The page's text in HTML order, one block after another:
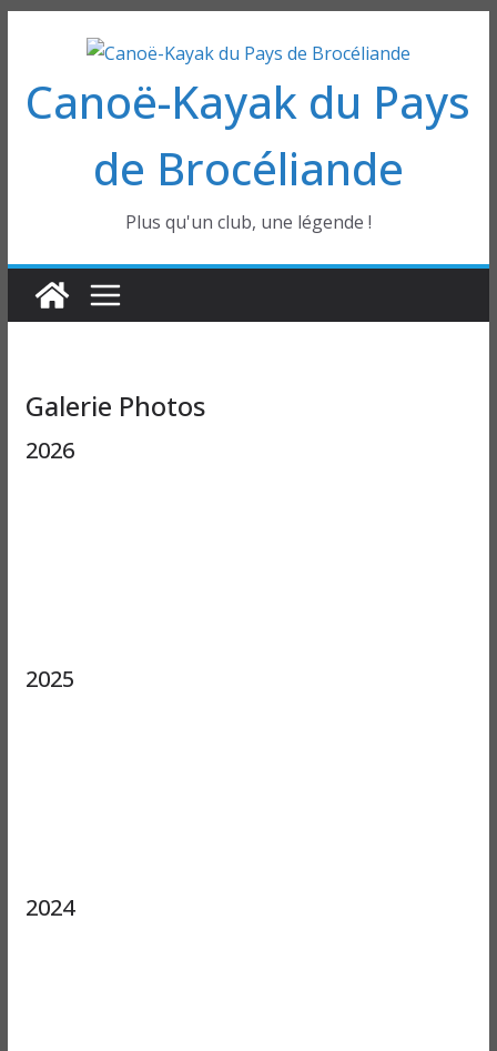
contenu
Canoë-Kayak du Pays
de Brocéliande
Plus qu'un club, une légende !
Galerie Photos
2026
2025
2024